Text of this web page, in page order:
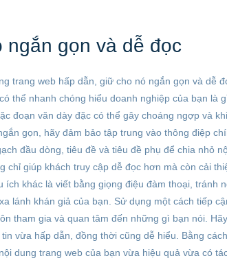
ngắn gọn và dễ đọc
trang web hấp dẫn, giữ cho nó ngắn gọn và dễ
thể nhanh chóng hiểu doanh nghiệp của bạn là
đoạn văn dày đặc có thể gây choáng ngợp và
gọn, hãy đảm bảo tập trung vào thông điệp
đầu dòng, tiêu đề và tiêu đề phụ để chia nhỏ
chỉ giúp khách truy cập dễ đọc hơn mà còn cải
ích khác là viết bằng giọng điệu đàm thoại, tránh
lánh khán giả của bạn. Sử dụng một cách tiếp
tham gia và quan tâm đến những gì bạn nói.
vừa hấp dẫn, đồng thời cũng dễ hiểu. Bằng
dung trang web của bạn vừa hiệu quả vừa có